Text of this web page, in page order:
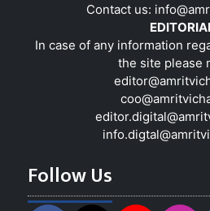
Contact us:
In case of any information
the site please
Follow Us